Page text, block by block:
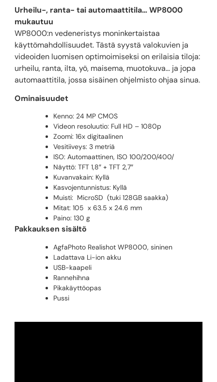
Urheilu-, ranta- tai automaattitila… WP8000
mukautuu
WP8000:n vedeneristys moninkertaistaa
käyttömahdollisuudet. Tästä syystä valokuvien ja
videoiden luomisen optimoimiseksi on erilaisia ​​tiloja:
urheilu, ranta, ilta, yö, maisema, muotokuva… ja jopa
automaattitila, jossa sisäinen ohjelmisto ohjaa sinua.
Ominaisuudet
Kenno: 24 MP CMOS
Videon resoluutio: Full HD – 1080p
Zoomi: 16x digitaalinen
Vesitiiveys: 3 metriä
ISO: Automaattinen, ISO 100/200/400/
Näyttö: TFT 1,8″ + TFT 2,7″
Kuvanvakain: Kyllä
Kasvojentunnistus: Kyllä
Muisti: MicroSD (tuki 128GB saakka)
Mitat: 105 x 63.5 x 24.6 mm
Paino: 130 g
Pakkauksen sisältö
AgfaPhoto Realishot WP8000, sininen
Ladattava Li-ion akku
USB-kaapeli
Rannehihna
Pikakäyttöopas
Pussi